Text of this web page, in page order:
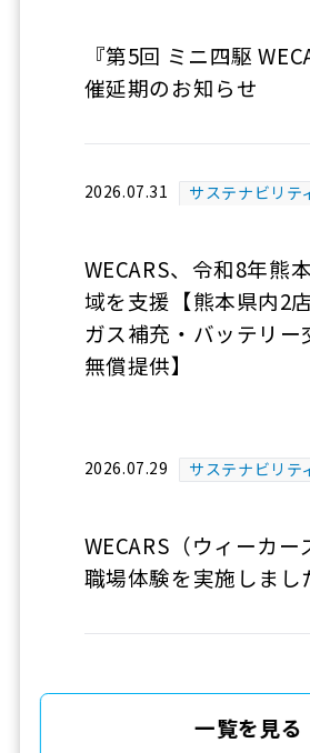
一覧を見る
『第5回 ミニ四駆
催延期のお知らせ
2026.07.31 サステナビリテ
WECARS、令和8年熊
域を支援【熊本県内2
ガス補充・バッテリー
無償提供】
2026.07.29 サステナビリテ
WECARS（ウィーカ
職場体験を実施しまし